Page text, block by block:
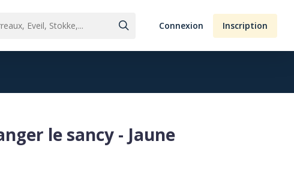
Connexion Inscription
le sancy - Jaune